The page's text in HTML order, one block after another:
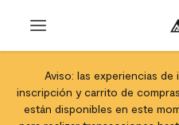
Aviso: las experiencias
inscripción y carrito de
están disponibles en este